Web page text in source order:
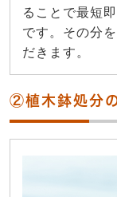
ることで最短
です。その分
だきます。
②植木鉢処分の